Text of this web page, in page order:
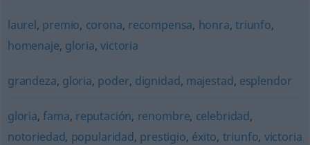
laurel, premio, corona, recompensa, honra,triunfo,
homenaje, gloria,victoria
grandeza, gloria, poder, dignidad, majestad, esplendor
gloria,fama, reputación, renombre, celebridad,
notoriedad, popularidad, prestigio, éxito, triunfo, victoria